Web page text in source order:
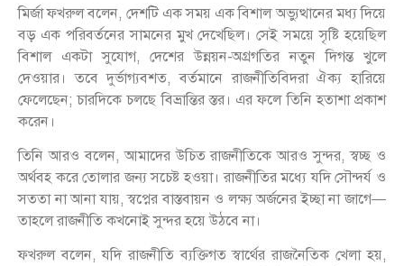
মির্জা ফখরুল বলেন, দেশটি এক সময় এক বিশাল অভ্যুত্থানের মধ্য দিয়ে
বড় এক পরিবর্তনের সামনের মুখ দেখেছিল। সেই সময়ে সৃষ্টি হয়েছিল
বিশাল একটা সুযোগ, দেশের উন্নয়ন-অগ্রগতির নতুন দিগন্ত খুলে
দেওয়ার। তবে দুর্ভাগ্যবশত, বর্তমানে রাজনীতিবিদরা ঐক্য হারিয়ে
ফেলেছেন; চারদিকে চলছে বিভ্রান্তির স্তর। এর ফলে তিনি হতাশা প্রকাশ
করেন।
তিনি আরও বলেন, আমাদের উচিত রাজনীতিকে আরও সুন্দর, স্বচ্ছ ও
অর্থবহ করে তোলার জন্য সচেষ্ট হওয়া। রাজনীতির মধ্যে যদি সৌন্দর্য ও
সততা না আনা যায়, স্বপ্নের বাস্তবায়ন ও লক্ষ্য অর্জনের ইচ্ছা না জাগে—
তাহলে রাজনীতি কখনোই সুন্দর হয়ে উঠবে না।
ফখরুল বলেন, যদি রাজনীতি ব্যক্তিগত স্বার্থের রাজনৈতিক খেলা হয়,